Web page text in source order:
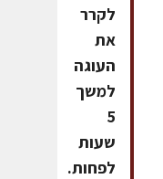
לקרר
את
העוגה
למשך
5
שעות
לפחות.